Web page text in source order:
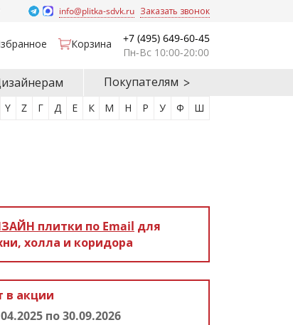
info@plitka-sdvk.ru Заказать звонок
Корзина
+7 (495) 649-60-45
Пн-Вс 10:00-20:00
Покупателям
Y Z Г Д Е К М Н Р У Ф Ш
плитки по Email для
холла и коридора
в акции
по 30.09.2026